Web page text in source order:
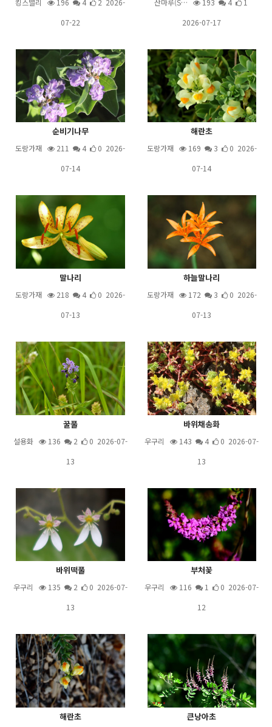
07-22
2026-07-17
순비기나무
도랑가재 211 4
0 2026-
07-14
해란초
도랑가재 169 3
0 2026-
07-14
말나리
도랑가재 218 4
0 2026-
07-13
하늘말나리
도랑가재 172 3
0 2026-
07-13
꿀풀
설용화 136 2
0 2026-07-
13
바위채송화
우구리 143 4
0 2026-07-
13
바위떡풀
우구리 135 2
0 2026-07-
13
부처꽃
우구리 116 1
0 2026-07-
12
해란초 큰낭아초